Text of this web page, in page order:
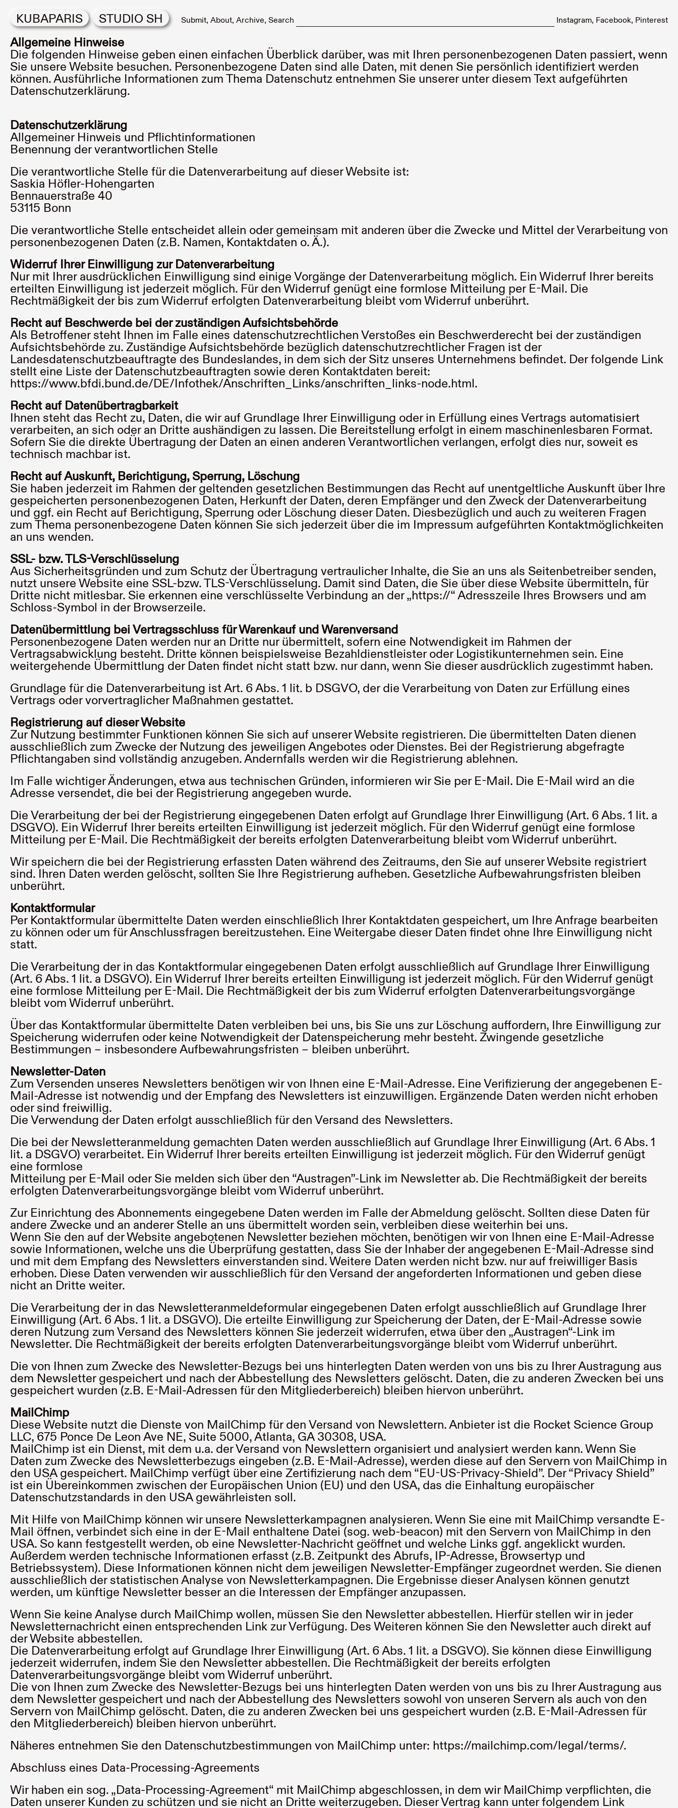
KUBAPARIS STUDIO SH Submit About Archive Search Instagram Facebook Pinterest
Allgemeine Hinweise
Die folgenden Hinweise geben einen einfachen Überblick darüber, was mit Ihren personenbezogenen Daten passiert, wenn
Sie unsere Website besuchen. Personenbezogene Daten sind alle Daten, mit denen Sie persönlich identifiziert werden
können. Ausführliche Informationen zum Thema Datenschutz entnehmen Sie unserer unter diesem Text aufgeführten
Datenschutzerklärung.
Datenschutzerklärung
Allgemeiner Hinweis und Pflichtinformationen
Benennung der verantwortlichen Stelle
Die verantwortliche Stelle für die Datenverarbeitung auf dieser Website ist:
Saskia Höfler-Hohengarten
Bennauerstraße 40
53115 Bonn
Die verantwortliche Stelle entscheidet allein oder gemeinsam mit anderen über die Zwecke und Mittel der Verarbeitung von
personenbezogenen Daten (z.B. Namen, Kontaktdaten o. Ä.).
Widerruf Ihrer Einwilligung zur Datenverarbeitung
Nur mit Ihrer ausdrücklichen Einwilligung sind einige Vorgänge der Datenverarbeitung möglich. Ein Widerruf Ihrer bereits
erteilten Einwilligung ist jederzeit möglich. Für den Widerruf genügt eine formlose Mitteilung per E-Mail. Die
Rechtmäßigkeit der bis zum Widerruf erfolgten Datenverarbeitung bleibt vom Widerruf unberührt.
Recht auf Beschwerde bei der zuständigen Aufsichtsbehörde
Als Betroffener steht Ihnen im Falle eines datenschutzrechtlichen Verstoßes ein Beschwerderecht bei der zuständigen
Aufsichtsbehörde zu. Zuständige Aufsichtsbehörde bezüglich datenschutzrechtlicher Fragen ist der
Landesdatenschutzbeauftragte des Bundeslandes, in dem sich der Sitz unseres Unternehmens befindet. Der folgende Link
stellt eine Liste der Datenschutzbeauftragten sowie deren Kontaktdaten bereit:
https://www.bfdi.bund.de/DE/Infothek/Anschriften_Links/anschriften_links-node.html.
Recht auf Datenübertragbarkeit
Ihnen steht das Recht zu, Daten, die wir auf Grundlage Ihrer Einwilligung oder in Erfüllung eines Vertrags automatisiert
verarbeiten, an sich oder an Dritte aushändigen zu lassen. Die Bereitstellung erfolgt in einem maschinenlesbaren Format.
Sofern Sie die direkte Übertragung der Daten an einen anderen Verantwortlichen verlangen, erfolgt dies nur, soweit es
technisch machbar ist.
Recht auf Auskunft, Berichtigung, Sperrung, Löschung
Sie haben jederzeit im Rahmen der geltenden gesetzlichen Bestimmungen das Recht auf unentgeltliche Auskunft über Ihre
gespeicherten personenbezogenen Daten, Herkunft der Daten, deren Empfänger und den Zweck der Datenverarbeitung
und ggf. ein Recht auf Berichtigung, Sperrung oder Löschung dieser Daten. Diesbezüglich und auch zu weiteren Fragen
zum Thema personenbezogene Daten können Sie sich jederzeit über die im Impressum aufgeführten Kontaktmöglichkeiten
an uns wenden.
SSL- bzw. TLS-Verschlüsselung
Aus Sicherheitsgründen und zum Schutz der Übertragung vertraulicher Inhalte, die Sie an uns als Seitenbetreiber senden,
nutzt unsere Website eine SSL-bzw. TLS-Verschlüsselung. Damit sind Daten, die Sie über diese Website übermitteln, für
Dritte nicht mitlesbar. Sie erkennen eine verschlüsselte Verbindung an der „https://“ Adresszeile Ihres Browsers und am
Schloss-Symbol in der Browserzeile.
Datenübermittlung bei Vertragsschluss für Warenkauf und Warenversand
Personenbezogene Daten werden nur an Dritte nur übermittelt, sofern eine Notwendigkeit im Rahmen der
Vertragsabwicklung besteht. Dritte können beispielsweise Bezahldienstleister oder Logistikunternehmen sein. Eine
weitergehende Übermittlung der Daten findet nicht statt bzw. nur dann, wenn Sie dieser ausdrücklich zugestimmt haben.
Grundlage für die Datenverarbeitung ist Art. 6 Abs. 1 lit. b DSGVO, der die Verarbeitung von Daten zur Erfüllung eines
Vertrags oder vorvertraglicher Maßnahmen gestattet.
Registrierung auf dieser Website
Zur Nutzung bestimmter Funktionen können Sie sich auf unserer Website registrieren. Die übermittelten Daten dienen
ausschließlich zum Zwecke der Nutzung des jeweiligen Angebotes oder Dienstes. Bei der Registrierung abgefragte
Pflichtangaben sind vollständig anzugeben. Andernfalls werden wir die Registrierung ablehnen.
Im Falle wichtiger Änderungen, etwa aus technischen Gründen, informieren wir Sie per E-Mail. Die E-Mail wird an die
Adresse versendet, die bei der Registrierung angegeben wurde.
Die Verarbeitung der bei der Registrierung eingegebenen Daten erfolgt auf Grundlage Ihrer Einwilligung (Art. 6 Abs. 1 lit. a
DSGVO). Ein Widerruf Ihrer bereits erteilten Einwilligung ist jederzeit möglich. Für den Widerruf genügt eine formlose
Mitteilung per E-Mail. Die Rechtmäßigkeit der bereits erfolgten Datenverarbeitung bleibt vom Widerruf unberührt.
Wir speichern die bei der Registrierung erfassten Daten während des Zeitraums, den Sie auf unserer Website registriert
sind. Ihren Daten werden gelöscht, sollten Sie Ihre Registrierung aufheben. Gesetzliche Aufbewahrungsfristen bleiben
unberührt.
Kontaktformular
Per Kontaktformular übermittelte Daten werden einschließlich Ihrer Kontaktdaten gespeichert, um Ihre Anfrage bearbeiten
zu können oder um für Anschlussfragen bereitzustehen. Eine Weitergabe dieser Daten findet ohne Ihre Einwilligung nicht
statt.
Die Verarbeitung der in das Kontaktformular eingegebenen Daten erfolgt ausschließlich auf Grundlage Ihrer Einwilligung
(Art. 6 Abs. 1 lit. a DSGVO). Ein Widerruf Ihrer bereits erteilten Einwilligung ist jederzeit möglich. Für den Widerruf genügt
eine formlose Mitteilung per E-Mail. Die Rechtmäßigkeit der bis zum Widerruf erfolgten Datenverarbeitungsvorgänge
bleibt vom Widerruf unberührt.
Über das Kontaktformular übermittelte Daten verbleiben bei uns, bis Sie uns zur Löschung auffordern, Ihre Einwilligung zur
Speicherung widerrufen oder keine Notwendigkeit der Datenspeicherung mehr besteht. Zwingende gesetzliche
Bestimmungen – insbesondere Aufbewahrungsfristen – bleiben unberührt.
Newsletter-Daten
Zum Versenden unseres Newsletters benötigen wir von Ihnen eine E-Mail-Adresse. Eine Verifizierung der angegebenen E-
Mail-Adresse ist notwendig und der Empfang des Newsletters ist einzuwilligen. Ergänzende Daten werden nicht erhoben
oder sind freiwillig.
Die Verwendung der Daten erfolgt ausschließlich für den Versand des Newsletters.
Die bei der Newsletteranmeldung gemachten Daten werden ausschließlich auf Grundlage Ihrer Einwilligung (Art. 6 Abs. 1
lit. a DSGVO) verarbeitet. Ein Widerruf Ihrer bereits erteilten Einwilligung ist jederzeit möglich. Für den Widerruf genügt
eine formlose
Mitteilung per E-Mail oder Sie melden sich über den “Austragen”-Link im Newsletter ab. Die Rechtmäßigkeit der bereits
erfolgten Datenverarbeitungsvorgänge bleibt vom Widerruf unberührt.
Zur Einrichtung des Abonnements eingegebene Daten werden im Falle der Abmeldung gelöscht. Sollten diese Daten für
andere Zwecke und an anderer Stelle an uns übermittelt worden sein, verbleiben diese weiterhin bei uns.
Wenn Sie den auf der Website angebotenen Newsletter beziehen möchten, benötigen wir von Ihnen eine E-Mail-Adresse
sowie Informationen, welche uns die Überprüfung gestatten, dass Sie der Inhaber der angegebenen E-Mail-Adresse sind
und mit dem Empfang des Newsletters einverstanden sind. Weitere Daten werden nicht bzw. nur auf freiwilliger Basis
erhoben. Diese Daten verwenden wir ausschließlich für den Versand der angeforderten Informationen und geben diese
nicht an Dritte weiter.
Die Verarbeitung der in das Newsletteranmeldeformular eingegebenen Daten erfolgt ausschließlich auf Grundlage Ihrer
Einwilligung (Art. 6 Abs. 1 lit. a DSGVO). Die erteilte Einwilligung zur Speicherung der Daten, der E-Mail-Adresse sowie
deren Nutzung zum Versand des Newsletters können Sie jederzeit widerrufen, etwa über den „Austragen“-Link im
Newsletter. Die Rechtmäßigkeit der bereits erfolgten Datenverarbeitungsvorgänge bleibt vom Widerruf unberührt.
Die von Ihnen zum Zwecke des Newsletter-Bezugs bei uns hinterlegten Daten werden von uns bis zu Ihrer Austragung aus
dem Newsletter gespeichert und nach der Abbestellung des Newsletters gelöscht. Daten, die zu anderen Zwecken bei uns
gespeichert wurden (z.B. E-Mail-Adressen für den Mitgliederbereich) bleiben hiervon unberührt.
MailChimp
Diese Website nutzt die Dienste von MailChimp für den Versand von Newslettern. Anbieter ist die Rocket Science Group
LLC, 675 Ponce De Leon Ave NE, Suite 5000, Atlanta, GA 30308, USA.
MailChimp ist ein Dienst, mit dem u.a. der Versand von Newslettern organisiert und analysiert werden kann. Wenn Sie
Daten zum Zwecke des Newsletterbezugs eingeben (z.B. E-Mail-Adresse), werden diese auf den Servern von MailChimp in
den USA gespeichert. MailChimp verfügt über eine Zertifizierung nach dem “EU-US-Privacy-Shield”. Der “Privacy Shield”
ist ein Übereinkommen zwischen der Europäischen Union (EU) und den USA, das die Einhaltung europäischer
Datenschutzstandards in den USA gewährleisten soll.
Mit Hilfe von MailChimp können wir unsere Newsletterkampagnen analysieren. Wenn Sie eine mit MailChimp versandte E-
Mail öffnen, verbindet sich eine in der E-Mail enthaltene Datei (sog. web-beacon) mit den Servern von MailChimp in den
USA. So kann festgestellt werden, ob eine Newsletter-Nachricht geöffnet und welche Links ggf. angeklickt wurden.
Außerdem werden technische Informationen erfasst (z.B. Zeitpunkt des Abrufs, IP-Adresse, Browsertyp und
Betriebssystem). Diese Informationen können nicht dem jeweiligen Newsletter-Empfänger zugeordnet werden. Sie dienen
ausschließlich der statistischen Analyse von Newsletterkampagnen. Die Ergebnisse dieser Analysen können genutzt
werden, um künftige Newsletter besser an die Interessen der Empfänger anzupassen.
Wenn Sie keine Analyse durch MailChimp wollen, müssen Sie den Newsletter abbestellen. Hierfür stellen wir in jeder
Newsletternachricht einen entsprechenden Link zur Verfügung. Des Weiteren können Sie den Newsletter auch direkt auf
der Website abbestellen.
Die Datenverarbeitung erfolgt auf Grundlage Ihrer Einwilligung (Art. 6 Abs. 1 lit. a DSGVO). Sie können diese Einwilligung
jederzeit widerrufen, indem Sie den Newsletter abbestellen. Die Rechtmäßigkeit der bereits erfolgten
Datenverarbeitungsvorgänge bleibt vom Widerruf unberührt.
Die von Ihnen zum Zwecke des Newsletter-Bezugs bei uns hinterlegten Daten werden von uns bis zu Ihrer Austragung aus
dem Newsletter gespeichert und nach der Abbestellung des Newsletters sowohl von unseren Servern als auch von den
Servern von MailChimp gelöscht. Daten, die zu anderen Zwecken bei uns gespeichert wurden (z.B. E-Mail-Adressen für
den Mitgliederbereich) bleiben hiervon unberührt.
Näheres entnehmen Sie den Datenschutzbestimmungen von MailChimp unter: https://mailchimp.com/legal/terms/.
Abschluss eines Data-Processing-Agreements
Wir haben ein sog. „Data-Processing-Agreement“ mit MailChimp abgeschlossen, in dem wir MailChimp verpflichten, die
Daten unserer Kunden zu schützen und sie nicht an Dritte weiterzugeben. Dieser Vertrag kann unter folgendem Link